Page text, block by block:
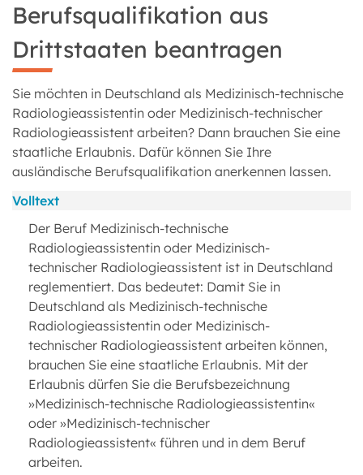
Berufsqualifikation aus
Drittstaaten beantragen
Sie möchten in Deutschland als Medizinisch-technische
Radiologieassistentin oder Medizinisch-technischer
Radiologieassistent arbeiten? Dann brauchen Sie eine
staatliche Erlaubnis. Dafür können Sie Ihre
ausländische Berufsqualifikation anerkennen lassen.
Volltext
Der Beruf Medizinisch-technische
Radiologieassistentin oder Medizinisch-
technischer Radiologieassistent ist in Deutschland
reglementiert. Das bedeutet: Damit Sie in
Deutschland als Medizinisch-technische
Radiologieassistentin oder Medizinisch-
technischer Radiologieassistent arbeiten können,
brauchen Sie eine staatliche Erlaubnis. Mit der
Erlaubnis dürfen Sie die Berufsbezeichnung
»Medizinisch-technische Radiologieassistentin«
oder »Medizinisch-technischer
Radiologieassistent« führen und in dem Beruf
arbeiten.